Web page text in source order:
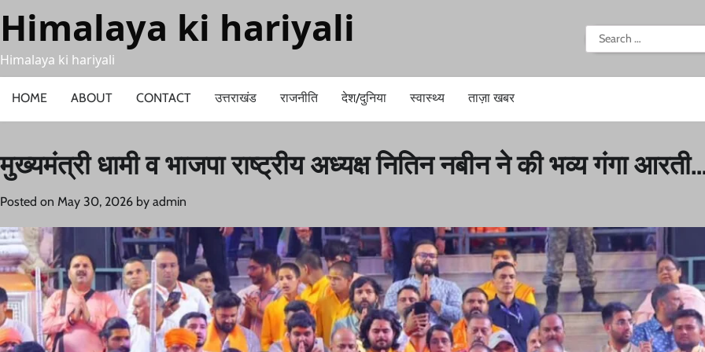
to
content
Himalaya ki hariyali
Himalaya ki hariyali
Search
for:
HOME ABOUT CONTACT उत्तराखंड राजनीति देश/दुनिया स्वास्थ्य ताज़ा खबर
मुख्यमंत्री धामी व भाजपा राष्ट्रीय अध्यक्ष नितिन नबीन ने की भव्य गंगा
Posted on May 30, 2026 by admin